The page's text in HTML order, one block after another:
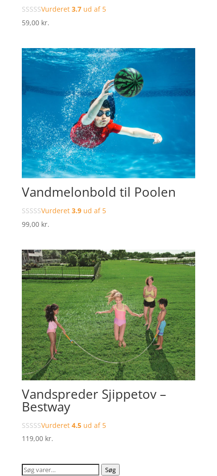
Vurderet 3.7ud af 5
59,00 kr.
Vandmelonbold til Poolen
Vurderet 3.9ud af 5
99,00 kr.
Vandspreder Sjippetov –
Bestway
Vurderet 4.5ud af 5
119,00 kr.
Søg
Søg